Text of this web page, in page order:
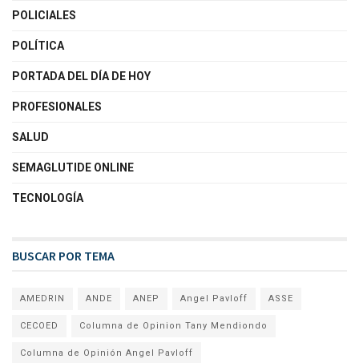
POLICIALES
POLÍTICA
PORTADA DEL DÍA DE HOY
PROFESIONALES
SALUD
SEMAGLUTIDE ONLINE
TECNOLOGÍA
BUSCAR POR TEMA
AMEDRIN ANDE ANEP Angel Pavloff ASSE
CECOED Columna de Opinion Tany Mendiondo
Columna de Opinión Angel Pavloff